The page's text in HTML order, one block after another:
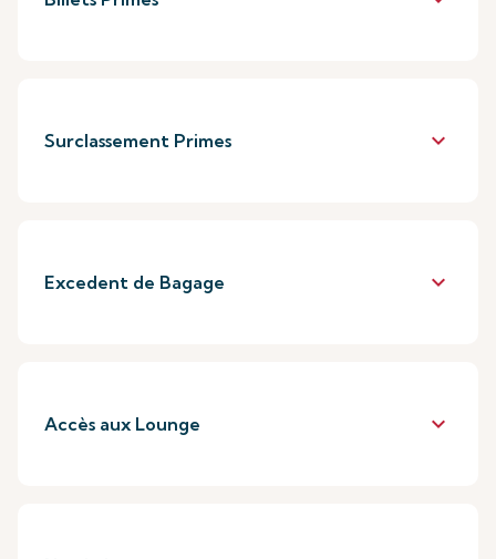
Surclassement Primes keyboard_arrow_down
Excedent de Bagage keyboard_arrow_down
Accès aux Lounge keyboard_arrow_down